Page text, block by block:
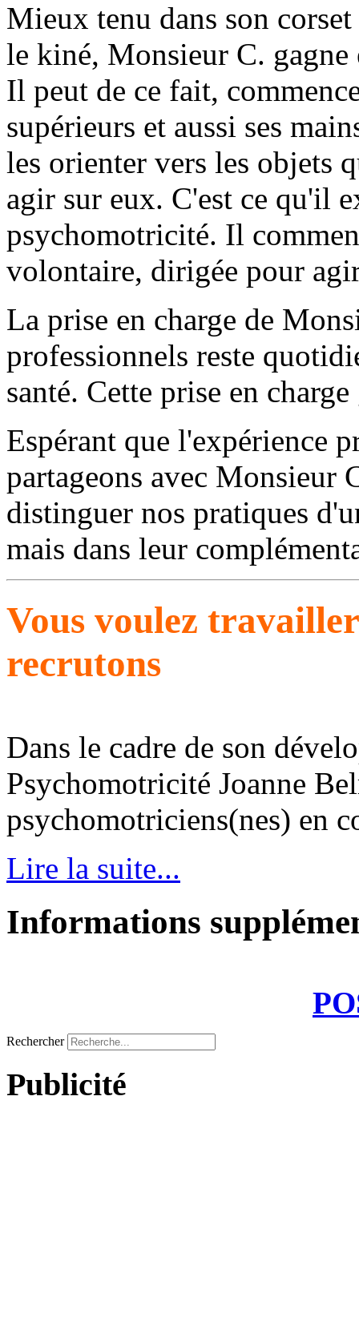
Mieux tenu dans son
le kiné, Monsieur C.
Il peut de ce fait,
supérieurs et aussi ses
les orienter vers les objets
agir sur eux. C'est ce qu'il
psychomotricité. Il
volontaire, dirigée pour
La prise en charge de
professionnels reste
santé. Cette prise en
Espérant que l'expérience
partageons avec Monsieur
distinguer nos pratiques
mais dans leur
Vous voulez
recrutons
Dans le cadre de son
Psychomotricité Joanne
psychomotriciens(nes) en
Lire la suite...
Informations
Rechercher
Publicité